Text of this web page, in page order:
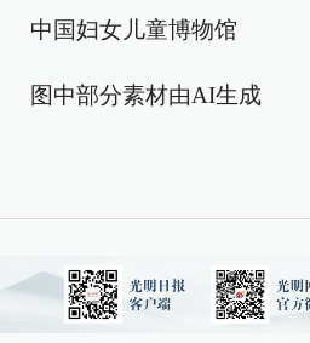
中国妇女儿童博物馆
图中部分素材由AI生成